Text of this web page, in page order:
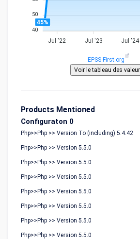
50
40
45%
Jul '22 Jul '23 Jul '24
EPSS First.org
Products Mentioned
Configuraton 0
Php>>Php >> Version To (including) 5.4.42
Php>>Php >> Version 5.5.0
Php>>Php >> Version 5.5.0
Php>>Php >> Version 5.5.0
Php>>Php >> Version 5.5.0
Php>>Php >> Version 5.5.0
Php>>Php >> Version 5.5.0
Php>>Php >> Version 5.5.0